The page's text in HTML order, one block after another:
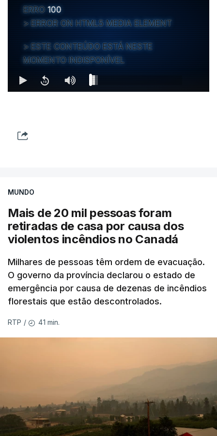
ERRO 100
ERROR ON HTML5 MEDIA ELEMENT
ESTE CONTEÚDO ESTÁ NESTE
MOMENTO INDISPONÍVEL
MUNDO
Mais de 20 mil pessoas foram
retiradas de casa por causa dos
violentos incêndios no Canadá
Milhares de pessoas têm ordem de evacuação.
O governo da província declarou o estado de
emergência por causa de dezenas de incêndios
florestais que estão descontrolados.
RTP / 41 min.